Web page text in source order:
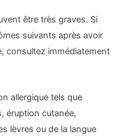
être très graves. Si
suivants après avoir
consultez immédiatement
allergique tels que
éruption cutanée,
lèvres ou de la langue